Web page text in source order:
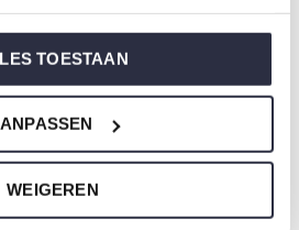
TOESTAAN
WEIGEREN
Charlie Choe Girls'
Lemon
€12,49 €24,99
of the 8 products